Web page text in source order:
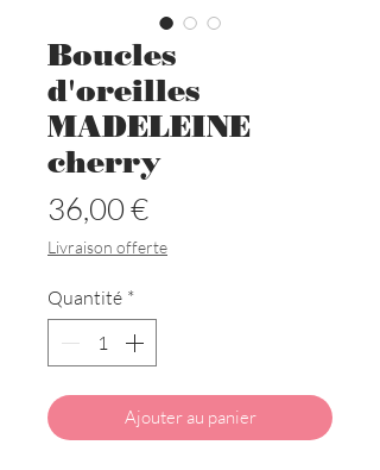
Boucles
d'oreilles
MADELEINE
cherry
36,00 €Prix
Livraison offerte
Quantité *
Ajouter au panier